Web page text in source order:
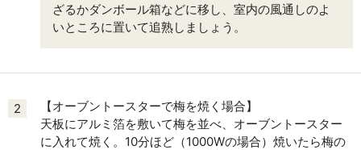
ざるかダンボール箱などに移し、室内の風通しのよ
いところに置いて追熟しましょう。
2
【オーブントースターで梅を焼く場合】
天板にアルミ箔を敷いて梅を並べ、オーブントースター
に入れて焼く。10分ほど（1000Wの場合）焼いたら梅の